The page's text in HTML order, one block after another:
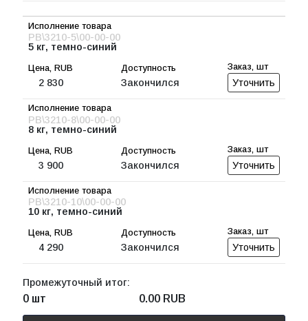
PB\3210-5\00-00-00
5 кг, темно-синий
2 830 Закончился Уточнить
PB\3210-8\00-00-00
8 кг, темно-синий
3 900 Закончился Уточнить
PB\3210-10\00-00-00
10 кг, темно-синий
4 290 Закончился Уточнить
Промежуточный итог:
0 шт 0.00 RUB